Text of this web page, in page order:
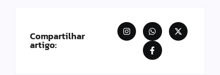
Compartilhar
artigo: